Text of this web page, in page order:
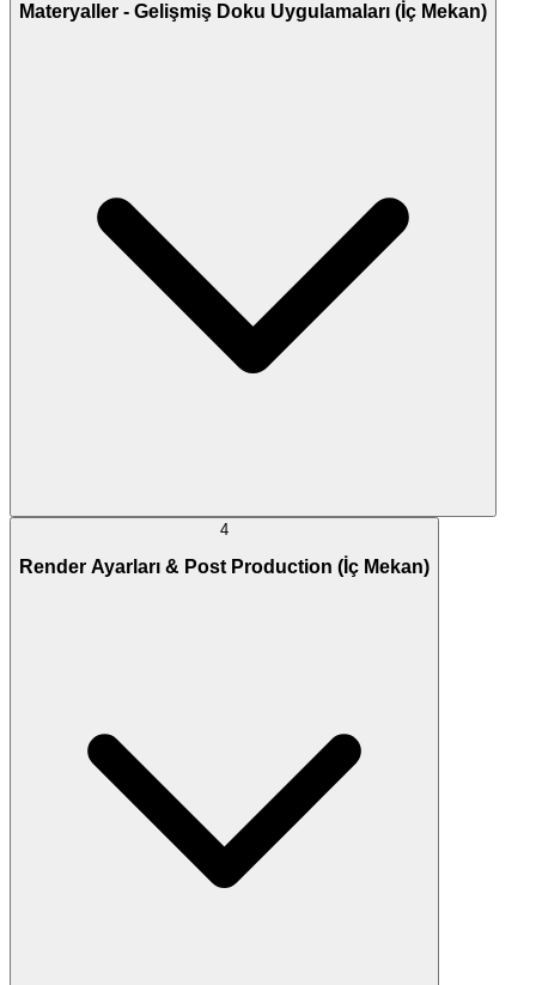
Materyaller - Gelişmiş Doku Uygulamaları (İç Mekan)
4
Render Ayarları & Post Production (İç Mekan)